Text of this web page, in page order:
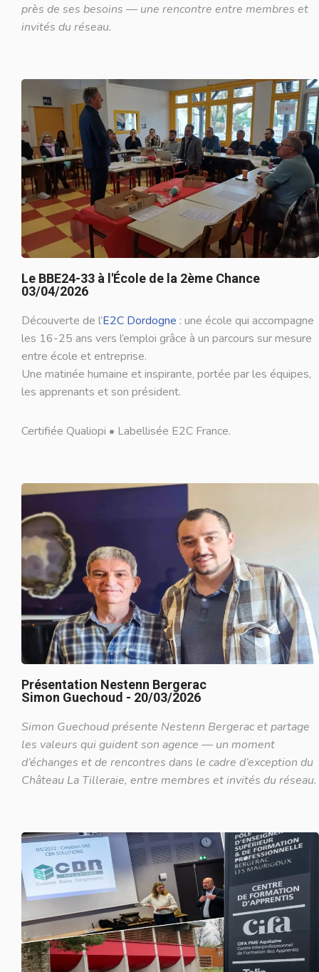
près de ses besoins — une rencontre entre membres et
invités du réseau.
Le BBE24-33 à l'École de la 2ème Chance
03/04/2026
Découverte de l’E2C Dordogne : une école qui accompagne
les 16-25 ans vers l’emploi grâce à un parcours sur mesure
entre école et entreprise.
Une matinée humaine et inspirante, portée par les équipes,
les apprenants et son président.
Certifiée Qualiopi • Labellisée E2C France.
Présentation Nestenn Bergerac
Simon Guechoud - 20/03/2026
Simon Guechoud présente Nestenn Bergerac et partage
les valeurs qui guident son agence — un moment
d’échanges et de rencontres dans le cadre d’exception du
Château La Tilleraie, entre membres et invités du réseau.